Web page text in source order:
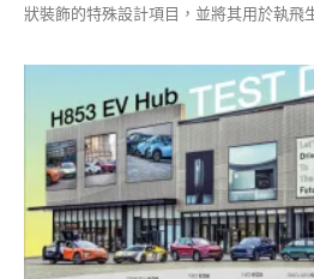
狀裝飾的特殊設計項目，並將其用於執飛